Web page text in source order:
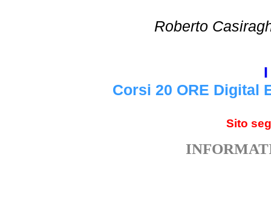
Roberto
Corsi 20 ORE Digital
Sito